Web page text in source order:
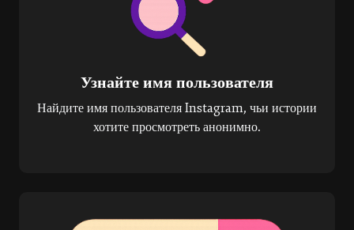
Узнайте имя пользователя
Найдите имя пользователя Instagram, чьи истории
хотите просмотреть анонимно.